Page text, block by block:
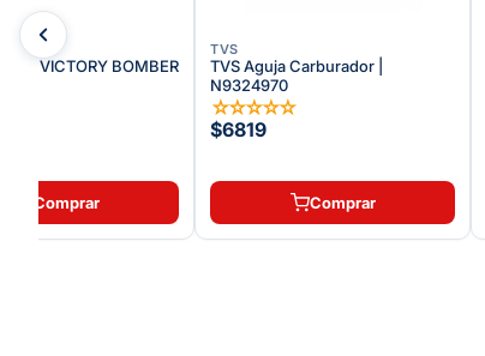
VICTORY BOMBER
Comprar
TVS
TVS Aguja Carburador |
N9324970
☆☆☆☆☆
$6819
Comprar